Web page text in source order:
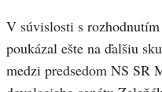
V súvislosti s
poukázal ešte na ďalšiu
medzi predsedom NS SR